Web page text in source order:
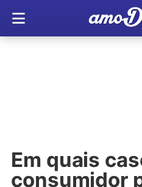
Em quais
consumidor